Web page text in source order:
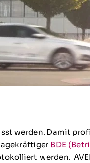
werden. Damit
BDE
werden.